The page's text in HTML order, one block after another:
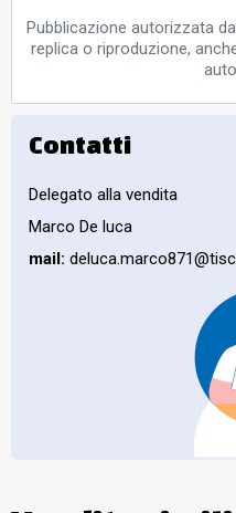
Pubblicazione autorizzata
replica o riproduzione,
Contatti
Delegato alla vendita
Marco De luca
mail: